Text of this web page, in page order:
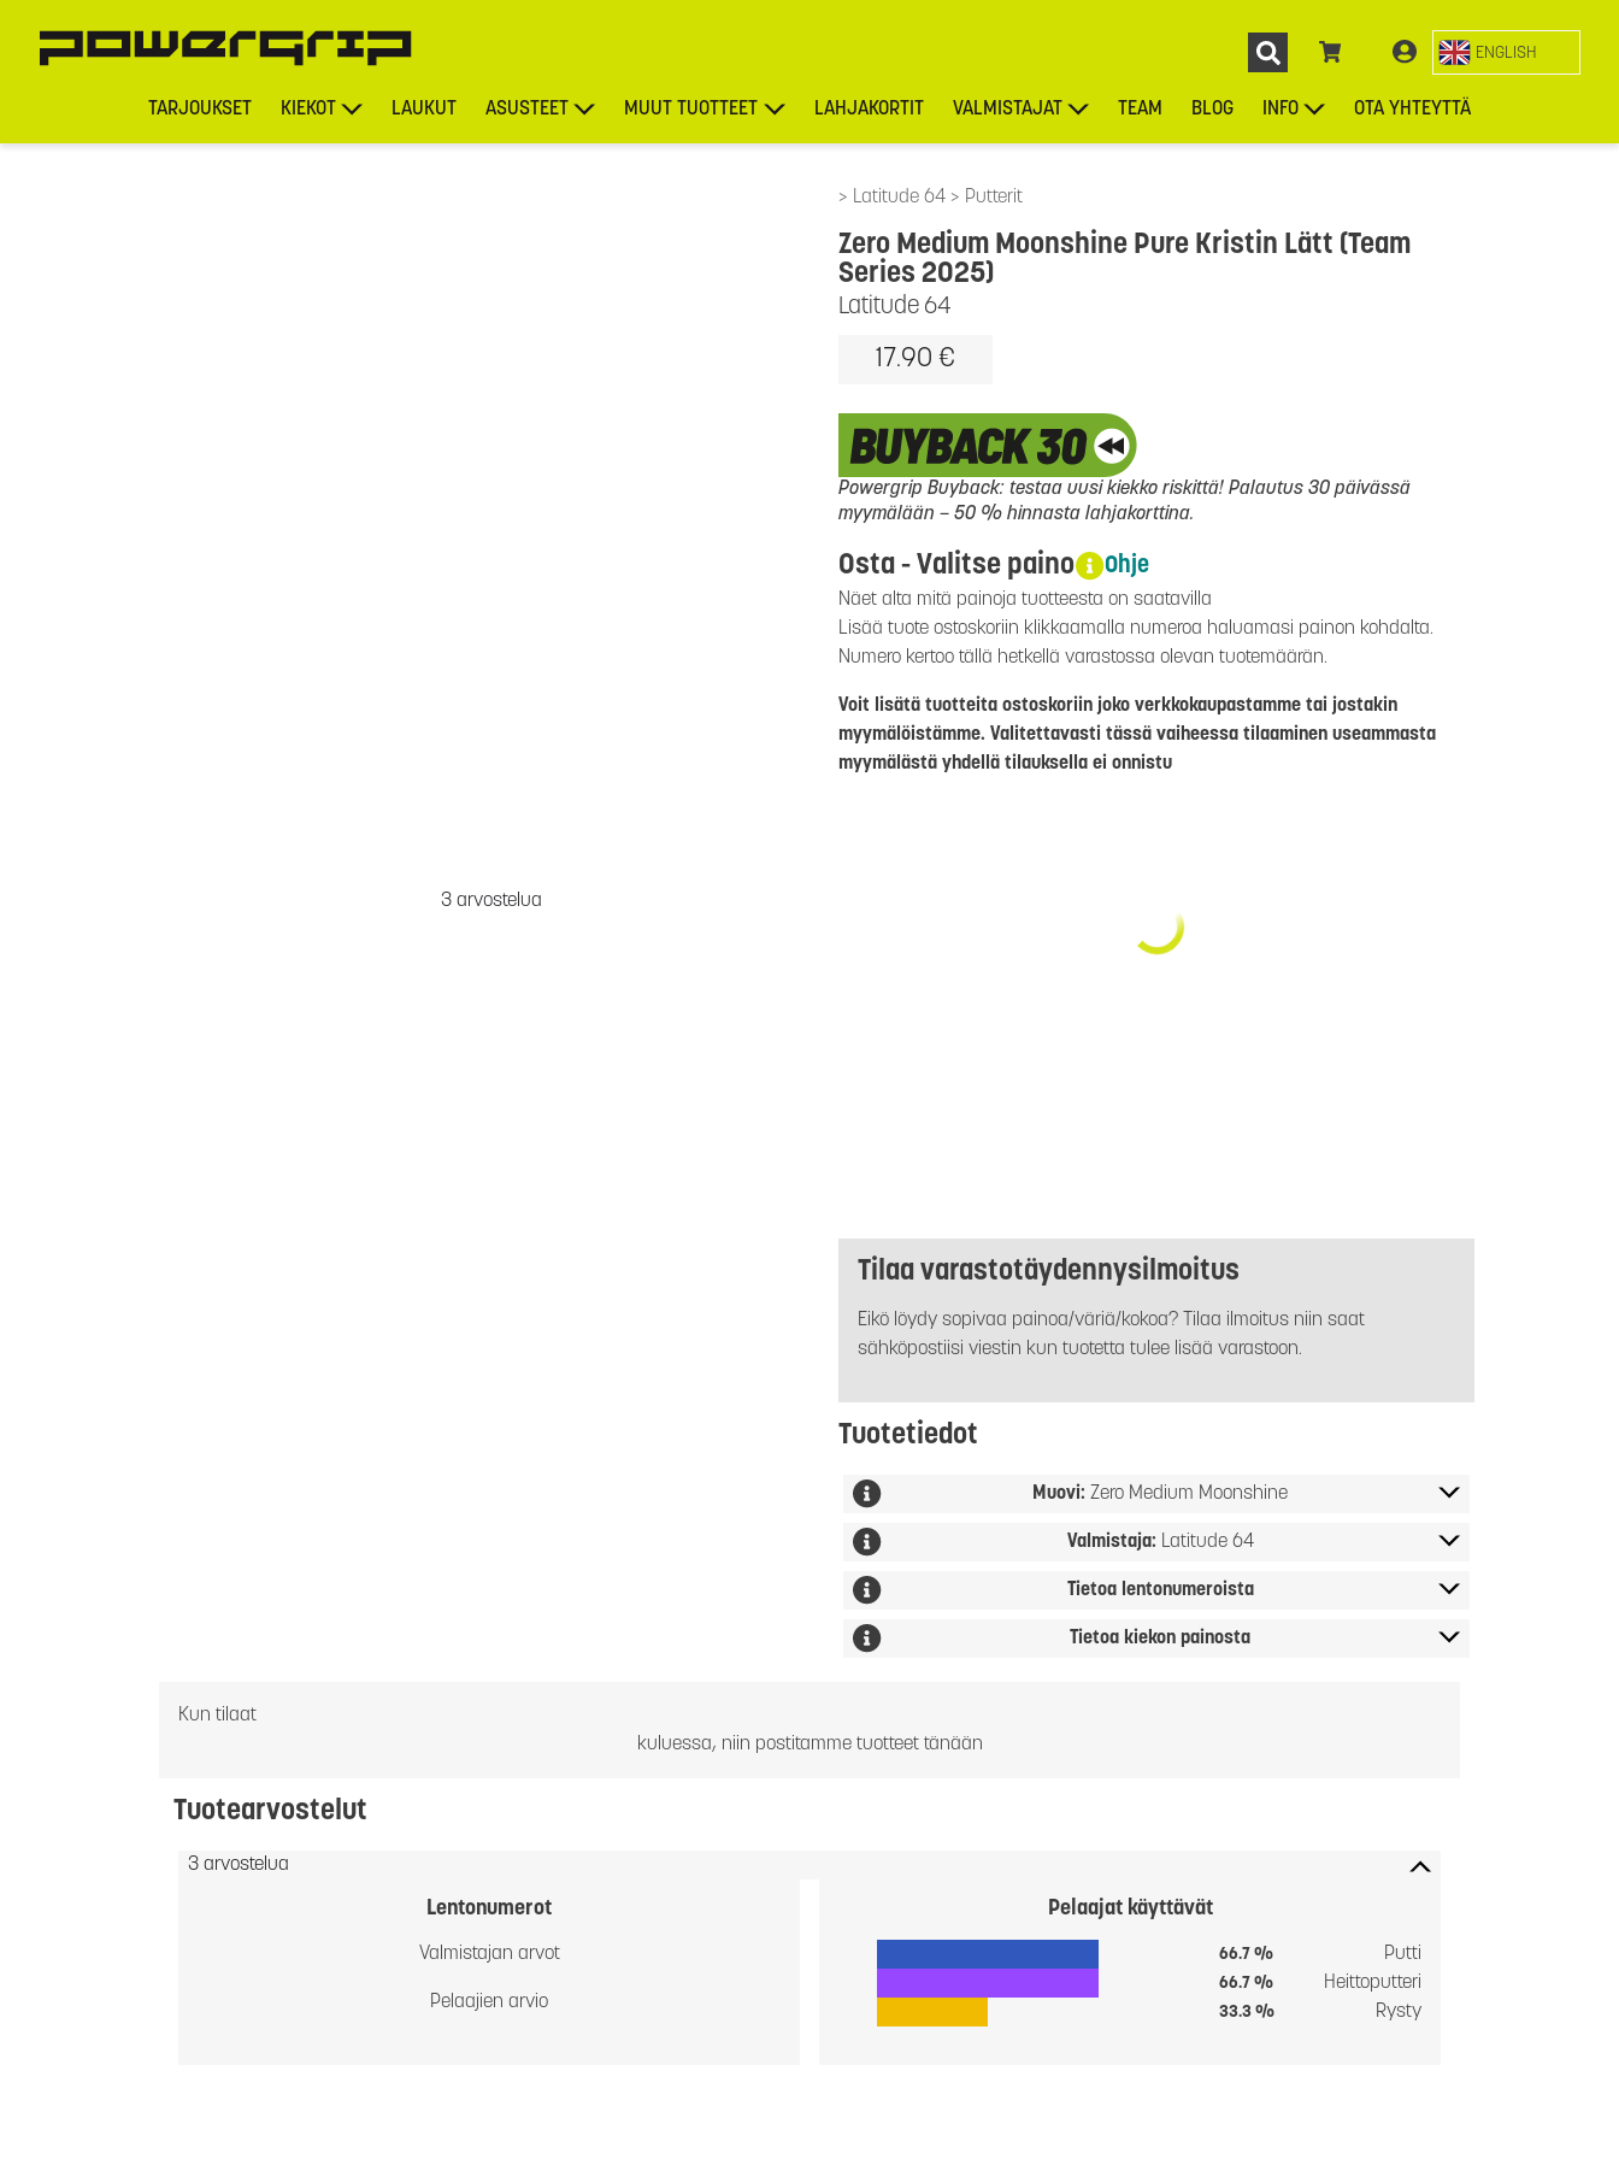
ENGLISH
TARJOUKSET KIEKOT LAUKUT ASUSTEET MUUT TUOTTEET LAHJAKORTIT VALMISTAJAT TEAM BLOG INFO OTA YHTEYTTÄ
Latitude 64 Putterit
3 arvostelua
Latitude 64
Zero Medium Moonshine Pure Kristin Lätt (Team
Series 2025)
17.90 €
Powergrip Buyback: testaa uusi kiekko riskittä! Palautus 30 päivässä
myymälään – 50 % hinnasta lahjakorttina.
Osta - Valitse paino Ohje
Näet alta mitä painoja tuotteesta on saatavilla
Lisää tuote ostoskoriin klikkaamalla numeroa haluamasi painon kohdalta.
Numero kertoo tällä hetkellä varastossa olevan tuotemäärän.
Voit lisätä tuotteita ostoskoriin joko verkkokaupastamme tai jostakin
myymälöistämme. Valitettavasti tässä vaiheessa tilaaminen useammasta
myymälästä yhdellä tilauksella ei onnistu
Tilaa varastotäydennysilmoitus
Eikö löydy sopivaa painoa/väriä/kokoa? Tilaa ilmoitus niin saat
sähköpostiisi viestin kun tuotetta tulee lisää varastoon.
Tuotetiedot
Muovi: Zero Medium Moonshine
Valmistaja: Latitude 64
Tietoa lentonumeroista
Tietoa kiekon painosta
Kun tilaat
kuluessa, niin postitamme tuotteet tänään
Tuotearvostelut
3 arvostelua
Lentonumerot
Valmistajan arvot
Pelaajien arvio
Pelaajat käyttävät
66.7 % Putti
66.7 % Heittoputteri
33.3 % Rysty